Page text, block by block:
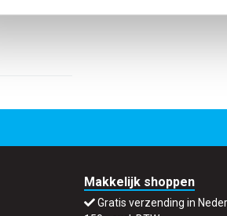
Makkelijk shoppen
Gratis verzending in